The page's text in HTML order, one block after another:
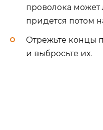
проволока может
придется потом
Отрежьте концы
и выбросьте их.